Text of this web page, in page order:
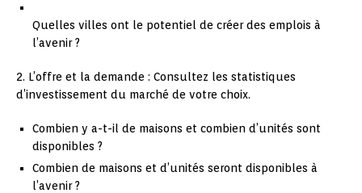
Quelles villes ont le potentiel de créer des emplois à
l’avenir ?
2. L’offre et la demande : Consultez les statistiques
d’investissement du marché de votre choix.
Combien y a-t-il de maisons et combien d’unités sont
disponibles ?
Combien de maisons et d’unités seront disponibles à
l’avenir ?